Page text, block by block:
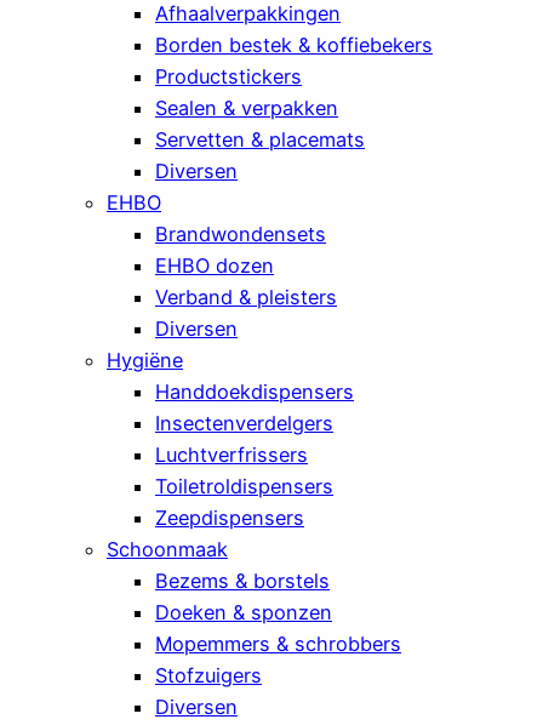
Afhaalverpakkingen
Borden bestek & koffiebekers
Productstickers
Sealen & verpakken
Servetten & placemats
Diversen
EHBO
Brandwondensets
EHBO dozen
Verband & pleisters
Diversen
Hygiëne
Handdoekdispensers
Insectenverdelgers
Luchtverfrissers
Toiletroldispensers
Zeepdispensers
Schoonmaak
Bezems & borstels
Doeken & sponzen
Mopemmers & schrobbers
Stofzuigers
Diversen